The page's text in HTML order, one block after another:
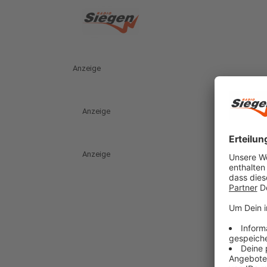
Anzeige
Anzeige
Anzeige